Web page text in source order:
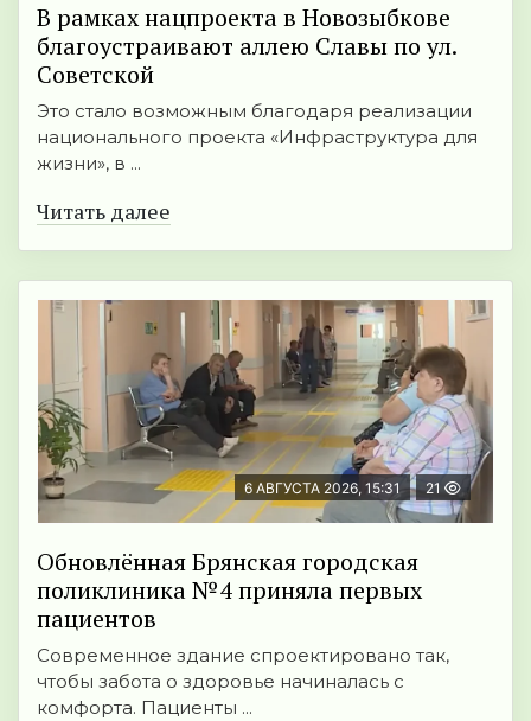
В рамках нацпроекта в Новозыбкове
благоустраивают аллею Славы по ул.
Советской
Это стало возможным благодаря реализации
национального проекта «Инфраструктура для
жизни», в ...
Читать далее
6 АВГУСТА 2026, 15:31 21
Обновлённая Брянская городская
поликлиника №4 приняла первых
пациентов
Современное здание спроектировано так,
чтобы забота о здоровье начиналась с
комфорта. Пациенты ...